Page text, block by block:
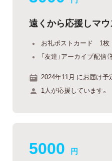
遠くから応援しマウ
お礼ポストカード 1枚
「友達」アーカイブ配信
2024年11月 にお届け予
1人が応援しています。
5000 円